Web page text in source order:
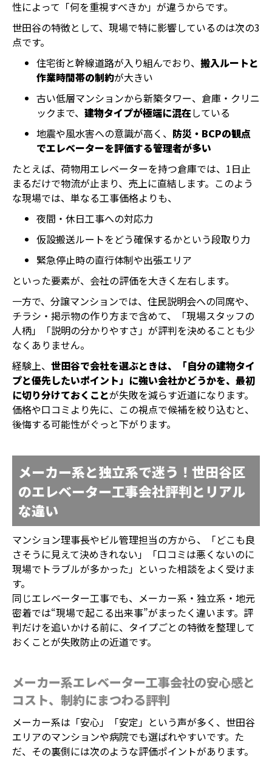
性によって「何を重視すべきか」が違うからです。
世田谷の特徴として、現場で特に影響しているのは次の3
点です。
住宅街と幹線道路が入り組んでおり、 搬入ルートと
作業時間帯の制約が大きい
古い低層マンションから新築タワー、倉庫・クリニ
ックまで、 建物タイプが極端に混在している
地震や風水害への意識が高く、 防災・BCPの観点
でエレベーターを評価する管理者が多い
たとえば、荷物用エレベーターを持つ倉庫では、1日止
まるだけで物流が止まり、売上に直結します。このよう
な現場では、単なる工事価格よりも、
夜間・休日工事への対応力
仮設搬送ルートをどう確保するかという段取り力
緊急停止時の直行体制や出張エリア
といった要素が、会社の評価を大きく左右します。
一方で、分譲マンションでは、住民説明会への同席や、
チラシ・掲示物の作り方まで含めて、「現場スタッフの
人柄」「説明の分かりやすさ」が評判を決めることも少
なくありません。
経験上、 世田谷で会社を選ぶときは、「自分の建物タイ
プと優先したいポイント」に強い会社かどうかを、最初
に切り分けておくことが失敗を減らす近道になります。
価格や口コミより先に、この視点で候補を絞り込むと、
後悔する可能性がぐっと下がります。
メーカー系と独立系で迷う！世田谷区
のエレベーター工事会社評判とリアル
な違い
マンション理事長やビル管理担当の方から、「どこも良
さそうに見えて決めきれない」「口コミは悪くないのに
現場でトラブルが多かった」といった相談をよく受けま
す。
同じエレベーター工事でも、メーカー系・独立系・地元
密着では“現場で起こる出来事”がまったく違います。評
判だけを追いかける前に、タイプごとの特徴を整理して
おくことが失敗防止の近道です。
メーカー系エレベーター工事会社の安心感と
コスト、制約にまつわる評判
メーカー系は「安心」「安定」という声が多く、世田谷
エリアのマンションや病院でも選ばれやすいです。た
だ、その裏側には次のような評価ポイントがあります。